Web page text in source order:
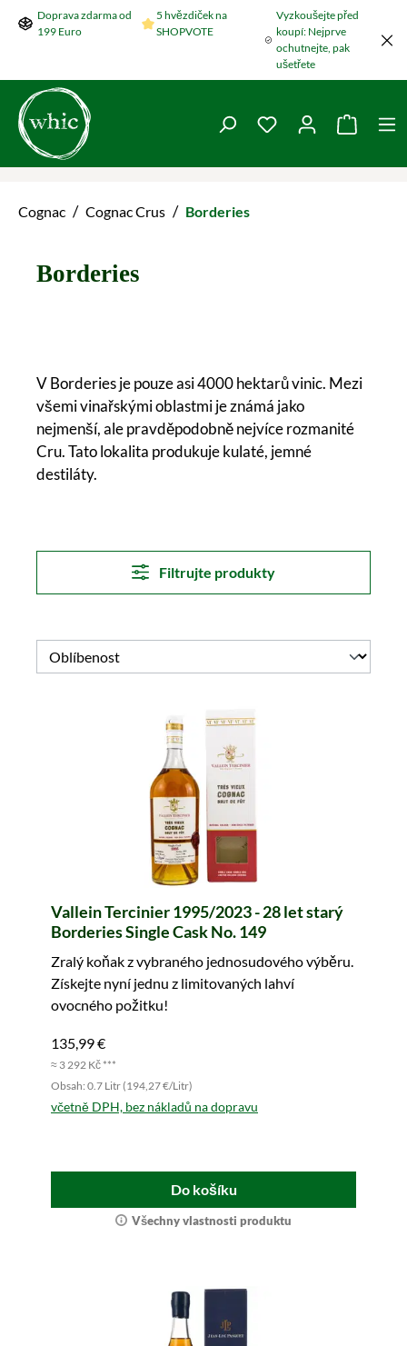
Přeskočit na hlavní obsah
Doprava zdarma od
199 Euro
5 hvězdiček na
SHOPVOTE
Vyzkoušejte před
koupí: Nejprve
ochutnejte, pak
ušetřete
Máte 0 položky v
Cognac / Cognac Crus / Borderies
Borderies
V Borderies je pouze asi 4000 hektarů vinic. Mezi
všemi vinařskými oblastmi je známá jako
nejmenší, ale pravděpodobně nejvíce rozmanité
Cru. Tato lokalita produkuje kulaté, jemné
destiláty.
Filtrujte produkty
Vallein Tercinier 1995/2023 - 28 let starý
Borderies Single Cask No. 149
Zralý koňak z vybraného jednosudového výběru.
Získejte nyní jednu z limitovaných lahví
ovocného požitku!
135,99 €
≈ 3 292 Kč ***
Obsah: 0.7 Litr (194,27 €/Litr)
včetně DPH, bez nákladů na dopravu
Do košíku
Všechny vlastnosti produktu